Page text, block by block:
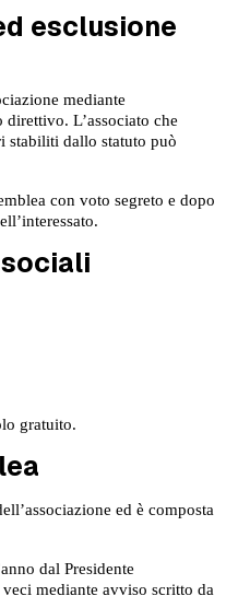
esclusione
mediante
L’associato che
stabiliti dallo statuto può
con voto segreto e dopo
gratuito.
ed è composta
dal Presidente
mediante avviso scritto da